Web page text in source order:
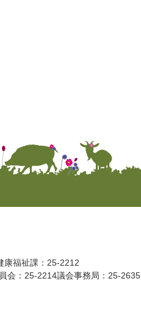
康福祉課：25-2212
会：25-2214議会事務局：25-2635